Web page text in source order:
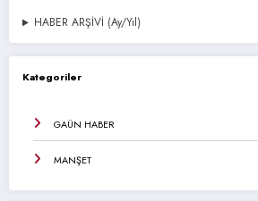
HABER ARŞİVİ (Ay/Yıl)
Kategoriler
GAÜN HABER
MANŞET